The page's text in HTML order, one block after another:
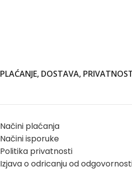
PLAĆANJE, DOSTAVA,
Načini plaćanja
Načini isporuke
Politika privatnosti
Izjava o odricanju od